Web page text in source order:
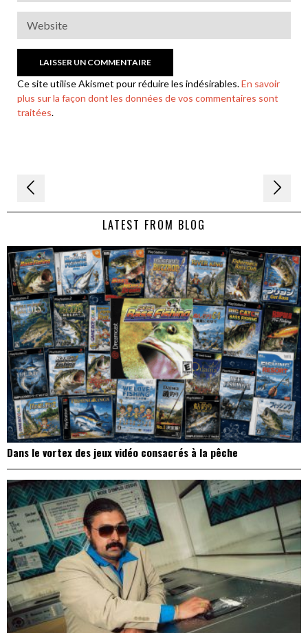
Ce site utilise Akismet pour réduire les indésirables.En savoir
plus sur la façon dont les données de vos commentaires sont
traitées.
Navigation
de LATEST FROM BLOG
Dans le vortex des jeux vidéo consacrés à la pêche